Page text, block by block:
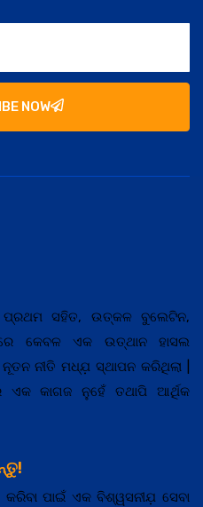
NOW
ପ୍ରଥମ ସହିତ, ଉତ୍କଳ ବୁଲେଟିନ,
କେବଳ ଏକ ଉତ୍ଥାନ ହାସଲ
ନୀତି ମଧ୍ଯ଼ ସ୍ଥାପନ କରିଥିଲା |
କାଗଜ ନୁହେଁ ତଥାପି ଆର୍ଥିକ
ପାଇଁ ଏକ ବିଶ୍ୱସନୀଯ଼ ସେବା